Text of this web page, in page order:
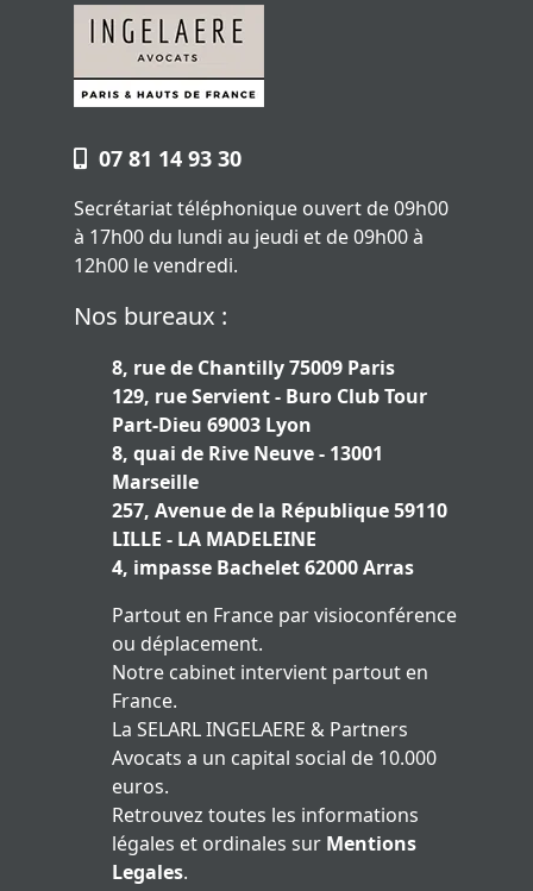
07 81 14 93 30
Secrétariat téléphonique ouvert de 09h00
à 17h00 du lundi au jeudi et de 09h00 à
12h00 le vendredi.
Nos bureaux :
8, rue de Chantilly 75009 Paris
129, rue Servient - Buro Club Tour
Part-Dieu 69003 Lyon
8, quai de Rive Neuve - 13001
Marseille
257, Avenue de la République 59110
LILLE - LA MADELEINE
4, impasse Bachelet 62000 Arras
Partout en France par visioconférence
ou déplacement.
Notre cabinet intervient partout en
France.
La SELARL INGELAERE & Partners
Avocats a un capital social de 10.000
euros.
Retrouvez toutes les informations
légales et ordinales sur Mentions
Legales.